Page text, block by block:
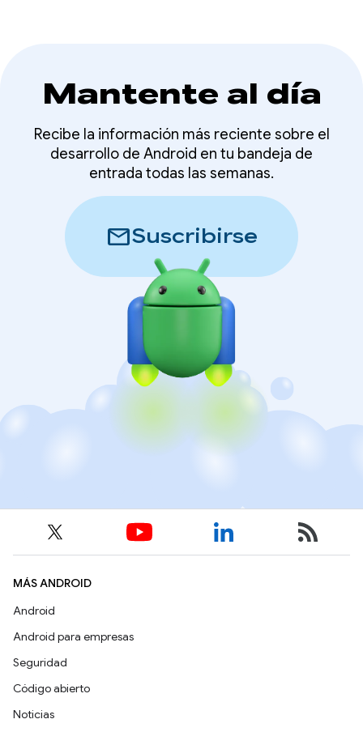
Mantente al día
Recibe la información más reciente sobre el
desarrollo de Android en tu bandeja de
entrada todas las semanas.
mailSuscribirse
MÁS ANDROID
Android
Android para empresas
Seguridad
Código abierto
Noticias